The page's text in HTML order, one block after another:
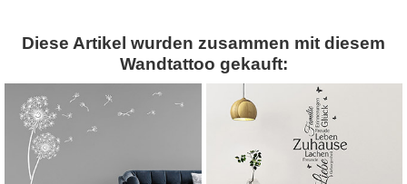
Diese Artikel wurden zusammen mit diesem
Wandtattoo gekauft: